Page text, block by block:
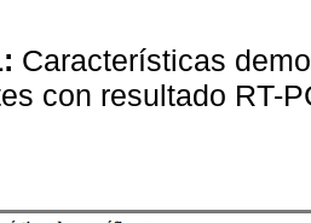
Características
con resultado RT-